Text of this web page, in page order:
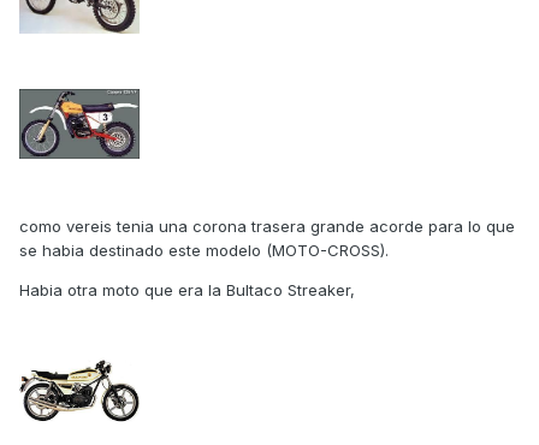
como vereis tenia una corona trasera grande acorde para lo que
se habia destinado este modelo (MOTO-CROSS).
Habia otra moto que era la Bultaco Streaker,